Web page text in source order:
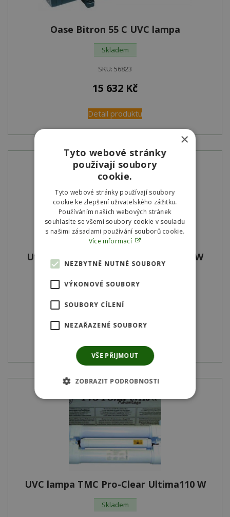
Oase Bitron 55 C UVC lampa
Skladem
SKU: 56823
15 632 Kč
Detail produktu
UVC lampa Oase Bitron Premium 60 W
UVC lampa TMC Pro-Clear Ultima110 W
Skladem
×
Tyto webové stránky
používají soubory
cookie.
Tyto webové stránky používají soubory
cookie ke zlepšení uživatelského zážitku.
Používáním našich webových stránek
souhlasíte se všemi soubory cookie v souladu
s našimi zásadami používání souborů cookie.
Více informací
NEZBYTNĚ NUTNÉ SOUBORY
VÝKONOVÉ SOUBORY
SOUBORY CÍLENÍ
NEZAŘAZENÉ SOUBORY
VŠE PŘIJMOUT
ZOBRAZIT PODROBNOSTI